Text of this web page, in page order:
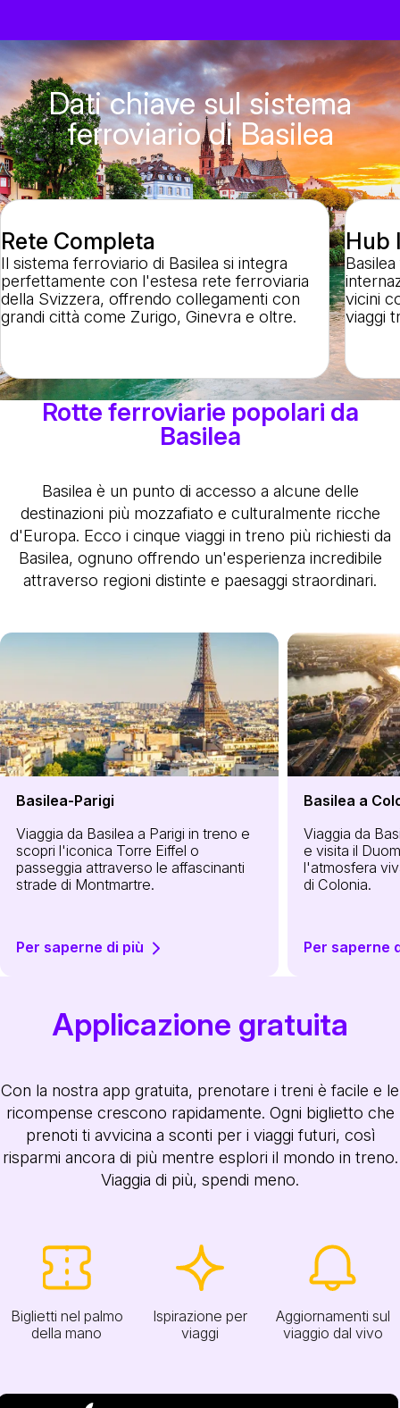
Dati chiave sul sistema
ferroviario di Basilea
Rete Completa
Il sistema ferroviario di Basilea si integra
perfettamente con l'estesa rete ferroviaria
della Svizzera, offrendo collegamenti con
grandi città come Zurigo, Ginevra e oltre.
Hub
vicini
viaggi
Rotte ferroviarie popolari da
Basilea
Basilea è un punto di accesso a alcune delle
destinazioni più mozzafiato e culturalmente ricche
d'Europa. Ecco i cinque viaggi in treno più richiesti da
Basilea, ognuno offrendo un'esperienza incredibile
attraverso regioni distinte e paesaggi straordinari.
Basilea-Parigi
Viaggia da Basilea a Parigi in treno e
scopri l'iconica Torre Eiffel o
passeggia attraverso le affascinanti
strade di Montmartre.
Per saperne di più
Basilea a
Viaggia da
e visita il
l'atmosfera
di Colonia.
Per saperne
Applicazione gratuita
Con la nostra app gratuita, prenotare i treni è facile e le
ricompense crescono rapidamente. Ogni biglietto che
prenoti ti avvicina a sconti per i viaggi futuri, così
risparmi ancora di più mentre esplori il mondo in treno.
Viaggia di più, spendi meno.
Biglietti nel palmo
della mano
Ispirazione per
viaggi
Aggiornamenti sul
viaggio dal vivo